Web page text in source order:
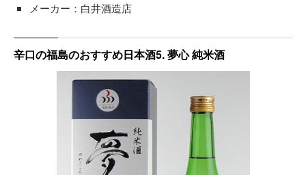
メーカー：白井酒造店
辛口の福島のおすすめ日本酒5. 夢心 純米酒